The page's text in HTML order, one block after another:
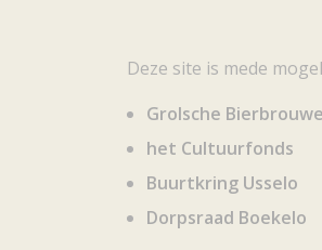
Deze site is mede
Grolsche
het Cultuurfonds
Buurtkring Usselo
Dorpsraad Boekelo